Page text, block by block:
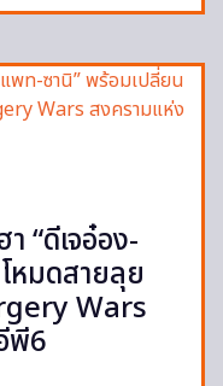
“ดีเจอ๋อง-
หมดสายลุย
Wars
พี6